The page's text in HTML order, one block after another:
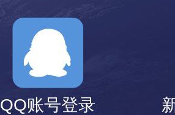
QQ账号登录